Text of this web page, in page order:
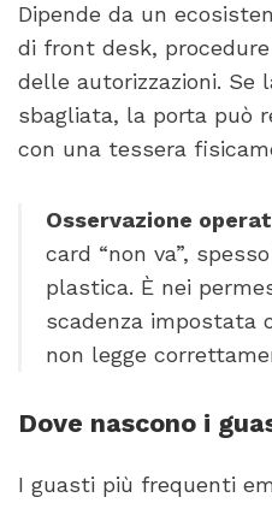
Dipende da un
di front desk,
delle autorizzazioni. Se
sbagliata, la porta può
con una tessera
Osservazione
card “non va”,
plastica. È nei
scadenza impostata
non legge
Dove nascono i
I guasti più frequenti